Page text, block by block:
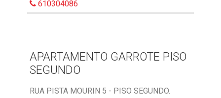
610304086
APARTAMENTO GARROTE PISO
SEGUNDO
RUA PISTA MOURIN 5 - PISO SEGUNDO.